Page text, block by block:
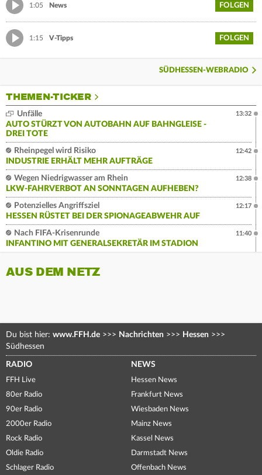
1:05 News FOLGEN
1:15 V-Tipps FOLGEN
SÜDHESSEN-WEBRADIO
THEMEN-TICKER
Unfälle
AUTO STÜRZT VON AUTOBAHN AUF BAHNGLEISE -
DREI TOTE
13:32
Rheinpegel wird Risiko
INDUSTRIE ERHÄLT MEHR AUFTRÄGE
12:42
Wegen Niedrigwasser am Rhein
LKW-FAHRVERBOT AN SONNTAGEN AUFHEBEN?
12:38
Potenzielles Angriffsziel
HESSEN RÜSTET BEI DER SPIONAGEABWEHR AUF
12:17
Nach FIFA-Krisenrunde
INFANTINO MIT GENERALSEKRETÄR IM STADION
11:40
AUS DEM NETZ
Du bist hier: www.FFH.de >>> Nachrichten >>> Hessen >>>
Südhessen
RADIO
FFH Live
80er Radio
90er Radio
2000er Radio
Rock Radio
Oldie Radio
Schlager Radio
NEWS
Hessen News
Frankfurt News
Wiesbaden News
Mainz News
Kassel News
Darmstadt News
Offenbach News